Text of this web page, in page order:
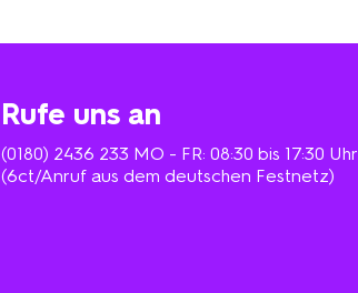
Rufe uns an
(0180) 2436 233 MO - FR: 08:30 bis 17:30 Uhr
(6ct/Anruf aus dem deutschen Festnetz)